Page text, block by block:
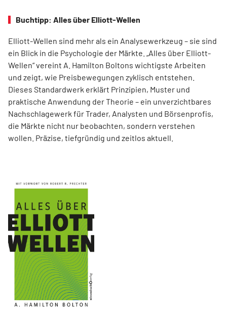
Buchtipp: Alles über Elliott-Wellen
Elliott-Wellen sind mehr als ein Analysewerkzeug – sie sind
ein Blick in die Psychologie der Märkte. „Alles über Elliott-
Wellen“ vereint A. Hamilton Boltons wichtigste Arbeiten
und zeigt, wie Preisbewegungen zyklisch entstehen.
Dieses Standardwerk erklärt Prinzipien, Muster und
praktische Anwendung der Theorie – ein unverzichtbares
Nachschlagewerk für Trader, Analysten und Börsenprofis,
die Märkte nicht nur beobachten, sondern verstehen
wollen. Präzise, tiefgründig und zeitlos aktuell.